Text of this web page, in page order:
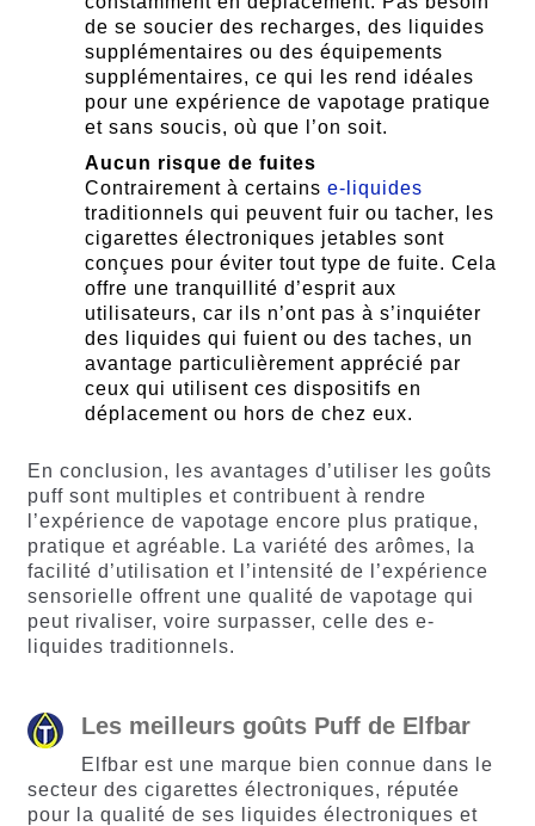
de se soucier des recharges, des liquides
supplémentaires ou des équipements
supplémentaires, ce qui les rend idéales
pour une expérience de vapotage pratique
et sans soucis, où que l’on soit.
Aucun risque de fuites
Contrairement à certains e-liquides
traditionnels qui peuvent fuir ou tacher, les
cigarettes électroniques jetables sont
conçues pour éviter tout type de fuite. Cela
offre une tranquillité d’esprit aux
utilisateurs, car ils n’ont pas à s’inquiéter
des liquides qui fuient ou des taches, un
avantage particulièrement apprécié par
ceux qui utilisent ces dispositifs en
déplacement ou hors de chez eux.
En conclusion, les avantages d’utiliser les goûts
puff sont multiples et contribuent à rendre
l’expérience de vapotage encore plus pratique,
pratique et agréable. La variété des arômes, la
facilité d’utilisation et l’intensité de l’expérience
sensorielle offrent une qualité de vapotage qui
peut rivaliser, voire surpasser, celle des e-
liquides traditionnels.
Les meilleurs goûts Puff de Elfbar
Elfbar est une marque bien connue dans le
secteur des cigarettes électroniques, réputée
pour la qualité de ses liquides électroniques et